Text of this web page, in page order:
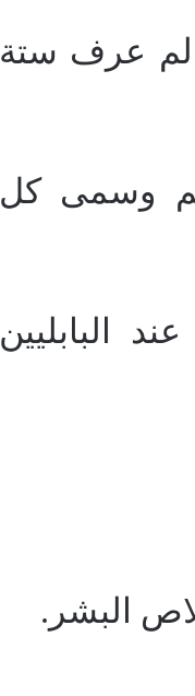
عرف ستة
وسمى كل
البابليين
البشر.